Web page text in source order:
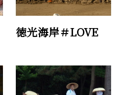
徳光海岸＃LOVE